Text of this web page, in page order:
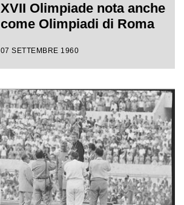
XVII Olimpiade nota anche
come Olimpiadi di Roma
07 SETTEMBRE 1960